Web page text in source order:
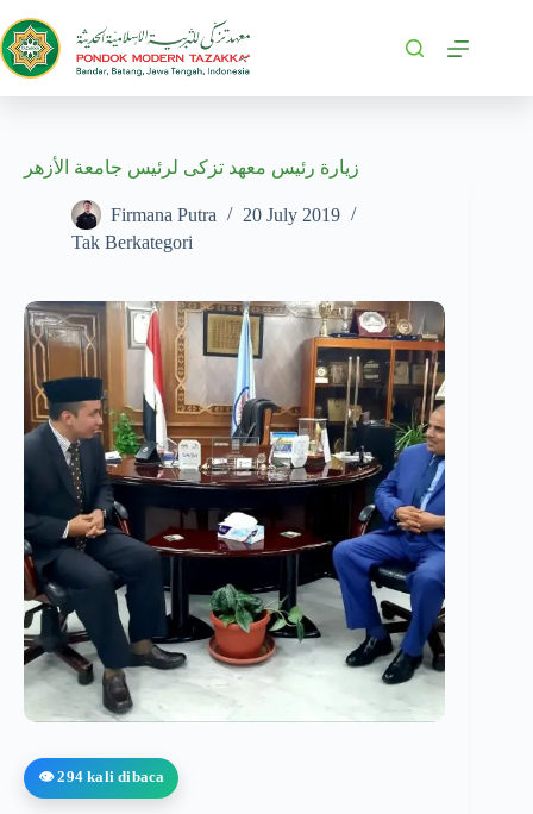
زيارة رئيس معهد تزكى لرئيس جامعة الأزهر
Firmana Putra
20 July 2019
Tak Berkategori
👁️ 294 kali dibaca